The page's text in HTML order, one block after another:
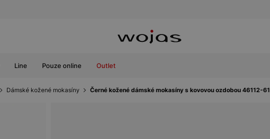
Line Pouze online Outlet
Dámské kožené mokasíny Černé kožené dámské mokasíny s kovovou ozdobou 46112-61